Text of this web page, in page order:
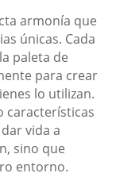
armonía que
únicas. Cada
paleta de
para crear
lo utilizan.
características
vida a
sino que
entorno.